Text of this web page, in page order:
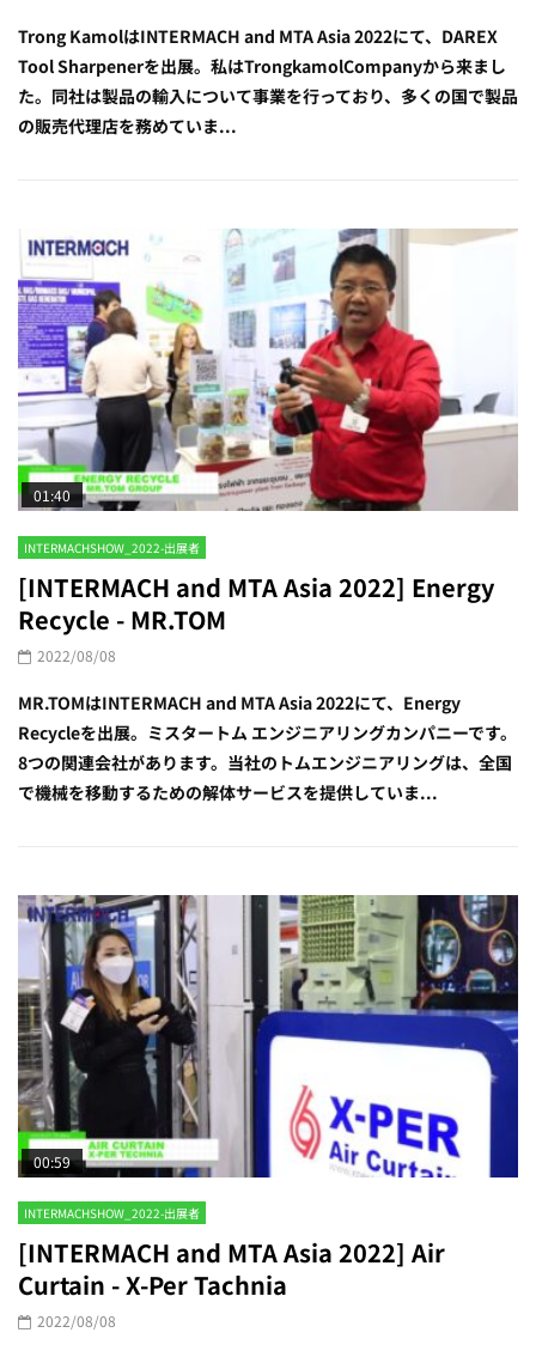
Trong KamolはINTERMACH and MTA Asia 2022にて、DAREX
Tool Sharpenerを出展。私はTrongkamolCompanyから来まし
た。同社は製品の輸入について事業を行っており、多くの国で製品
の販売代理店を務めていま...
01:40
INTERMACHSHOW_2022-出展者
[INTERMACH and MTA Asia 2022] Energy
Recycle - MR.TOM
2022/08/08
MR.TOMはINTERMACH and MTA Asia 2022にて、Energy
Recycleを出展。ミスタートム エンジニアリングカンパニーです。
8つの関連会社があります。当社のトムエンジニアリングは、全国
で機械を移動するための解体サービスを提供していま...
00:59
INTERMACHSHOW_2022-出展者
[INTERMACH and MTA Asia 2022] Air
Curtain - X-Per Tachnia
2022/08/08